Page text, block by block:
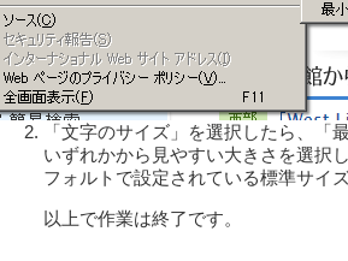
「文字のサイズ」を選択したら、「
いずれかから見やすい大きさを選択
フォルトで設定されている標準サイズ
以上で作業は終了です。